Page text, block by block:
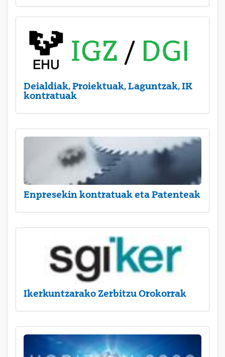
Deialdiak, Proiektuak, Laguntzak, IK
kontratuak
Enpresekin kontratuak eta Patenteak
Ikerkuntzarako Zerbitzu Orokorrak